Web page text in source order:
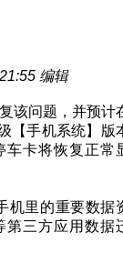
编辑
该问题，并预计
【手机系统】版
车卡将恢复正常
机里的重要数据
第三方应用数据